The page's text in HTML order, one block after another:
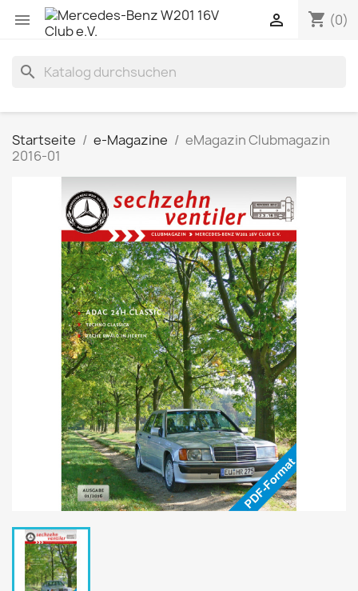
 shopping_cart (0)

search
Startseite e-Magazine
eMagazin Clubmagazin
2016-01